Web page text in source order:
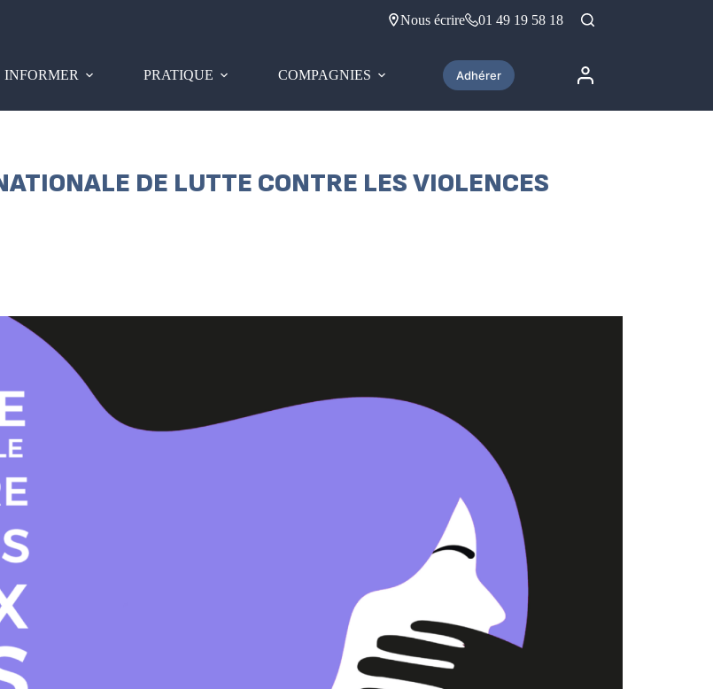
Nous écrire 01 49 19 58 18
INFORMER PRATIQUE COMPAGNIES Adhérer
DE LUTTE CONTRE LES VIOLENCES